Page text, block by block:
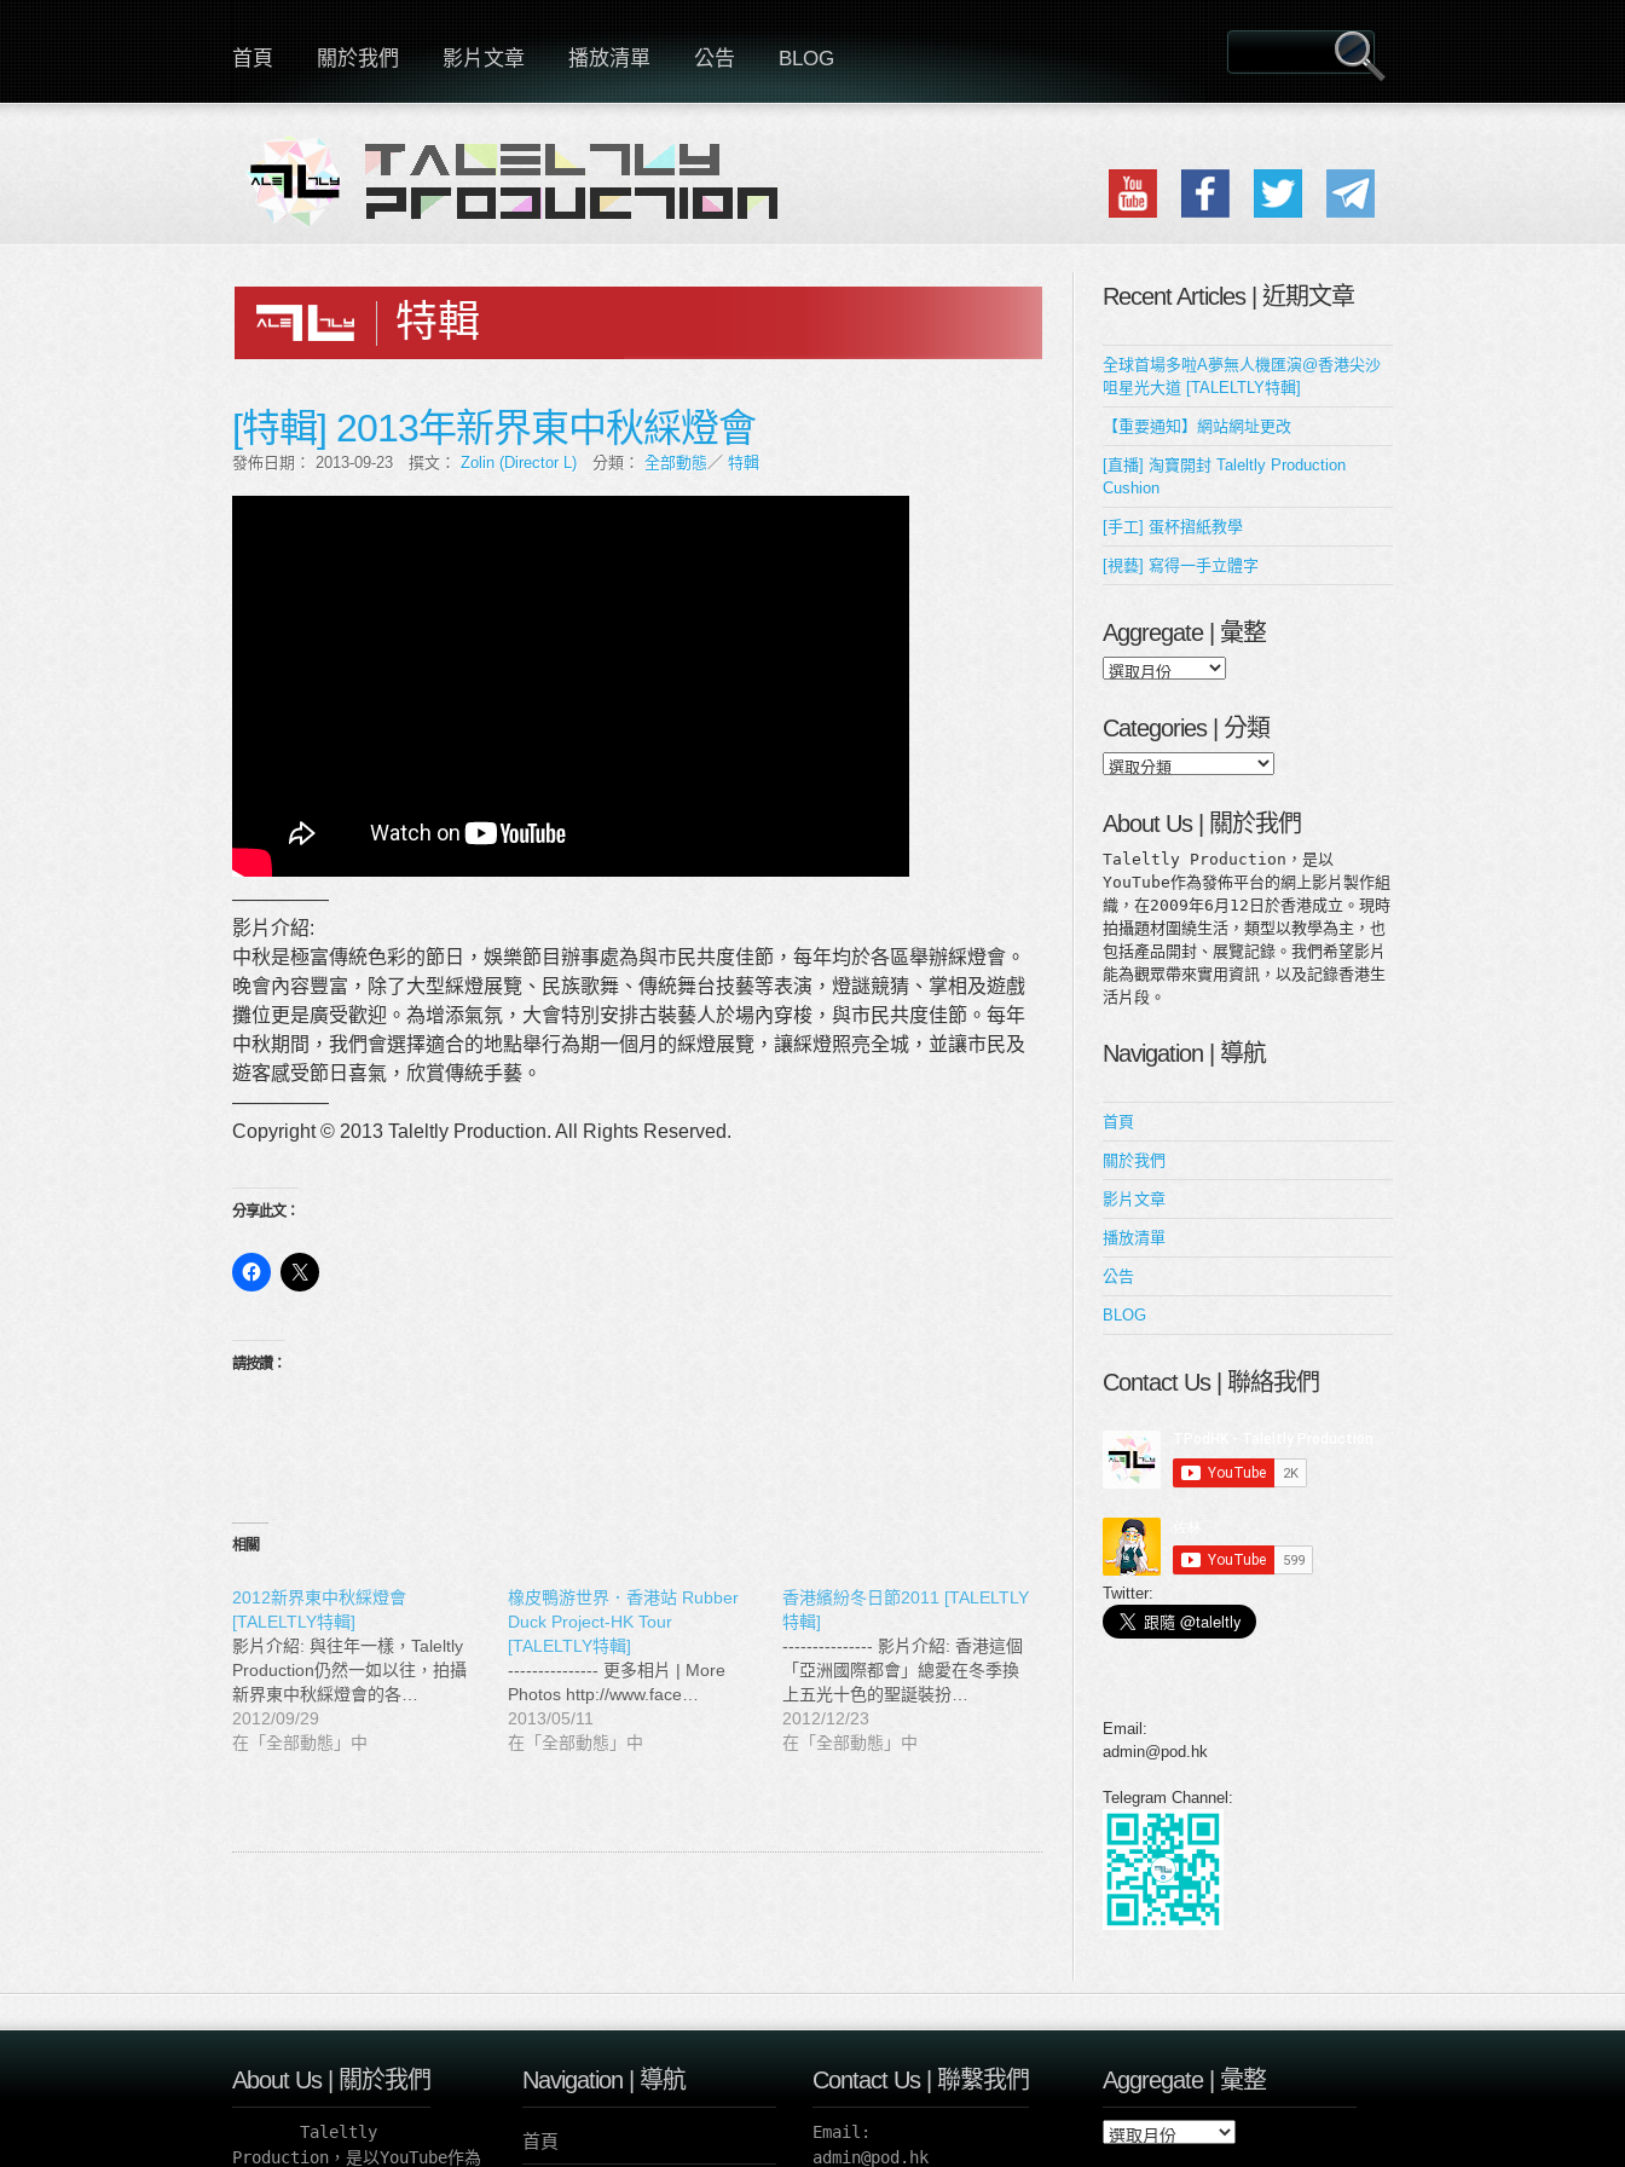
首頁 關於我們 影片文章 播放清單 公告 BLOG
特輯
[特輯] 2013年新界東中秋綵燈會
發佈日期： 2013-09-23 撰文： Zolin (Director L) 分類： 全部動態／ 特輯
—————
影片介紹:
中秋是極富傳統色彩的節日，娛樂節目辦事處為與市民共度佳節，每年均於各區舉辦綵燈會。
晚會內容豐富，除了大型綵燈展覽、民族歌舞、傳統舞台技藝等表演，燈謎競猜、掌相及遊戲
攤位更是廣受歡迎。為增添氣氛，大會特別安排古裝藝人於場內穿梭，與市民共度佳節。每年
中秋期間，我們會選擇適合的地點舉行為期一個月的綵燈展覽，讓綵燈照亮全城，並讓市民及
遊客感受節日喜氣，欣賞傳統手藝。
—————
Copyright © 2013 Taleltly Production. All Rights Reserved.
分享此文：
請按讚：
相關
2012新界東中秋綵燈會
[TALELTLY特輯]
影片介紹: 與往年一樣，Taleltly
Production仍然一如以往，拍攝
新界東中秋綵燈會的各…
2012/09/29
在「全部動態」中
橡皮鴨游世界．香港站 Rubber
Duck Project-HK Tour
[TALELTLY特輯]
--------------- 更多相片 | More
Photos http://www.face…
2013/05/11
在「全部動態」中
香港繽紛冬日節2011 [TALELTLY
特輯]
--------------- 影片介紹: 香港這個
「亞洲國際都會」總愛在冬季換
上五光十色的聖誕裝扮…
2012/12/23
在「全部動態」中
Recent Articles | 近期文章
全球首場多啦A夢無人機匯演@香港尖沙
咀星光大道 [TALELTLY特輯]
【重要通知】網站網址更改
[直播] 淘寶開封 Taleltly Production
Cushion
[手工] 蛋杯摺紙教學
[視藝] 寫得一手立體字
Aggregate | 彙整
Aggregate
整
Categories | 分類
Categories
類
About Us | 關於我們
Taleltly Production，是以
YouTube作為發佈平台的網上影片製作組
織，在2009年6月12日於香港成立。現時
拍攝題材圍繞生活，類型以教學為主，也
包括產品開封、展覽記錄。我們希望影片
能為觀眾帶來實用資訊，以及記錄香港生
活片段。
Navigation | 導航
首頁
關於我們
影片文章
播放清單
公告
BLOG
Contact Us | 聯絡我們
Twitter:
Email:
admin@pod.hk
Telegram Channel:
About Us | 關於我們
Taleltly
Production，是以YouTube作為
Navigation | 導航
首頁
Contact Us | 聯繫我們
Email:
admin@pod.hk
Aggregate | 彙整
A